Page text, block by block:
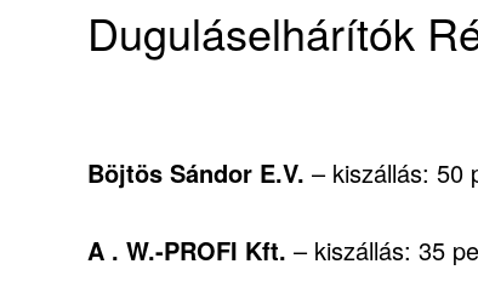
Duguláselhárítók
Böjtös Sándor E.V. – kiszállás: 50
A . W.-PROFI Kft. – kiszállás: 35